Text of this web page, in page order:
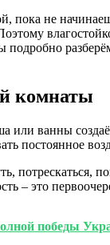
пока не
подробно
комнаты
ванны
постоянное
– это
победы